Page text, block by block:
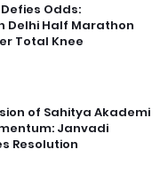
Odds:
Delhi Half Marathon
Total Knee
of Sahitya Akademi
Janvadi
Resolution